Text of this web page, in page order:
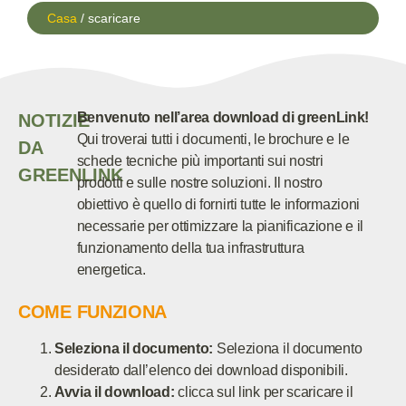
Casa / scaricare
NOTIZIE
DA
GREENLINK
Benvenuto nell’area download di greenLink!
Qui troverai tutti i documenti, le brochure e le
schede tecniche più importanti sui nostri
prodotti e sulle nostre soluzioni. Il nostro
obiettivo è quello di fornirti tutte le informazioni
necessarie per ottimizzare la pianificazione e il
funzionamento della tua infrastruttura
energetica.
COME FUNZIONA
Seleziona il documento: Seleziona il documento
desiderato dall’elenco dei download disponibili.
Avvia il download: clicca sul link per scaricare il